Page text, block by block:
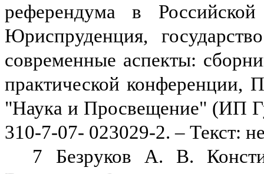
референдума в
Юриспруденция,
современные аспекты:
практической конференции,
"Наука и Просвещение" (ИП
310-7-07- 023029-2. – Текст:
7 Безруков А. В.